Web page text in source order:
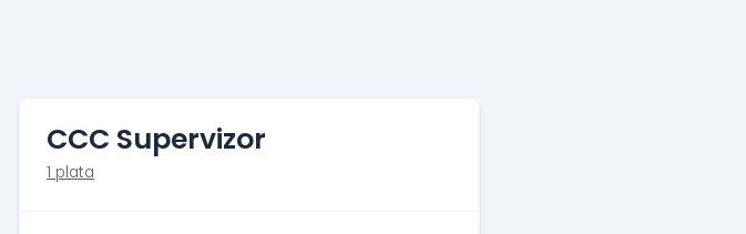
CCC Supervizor
1 plata